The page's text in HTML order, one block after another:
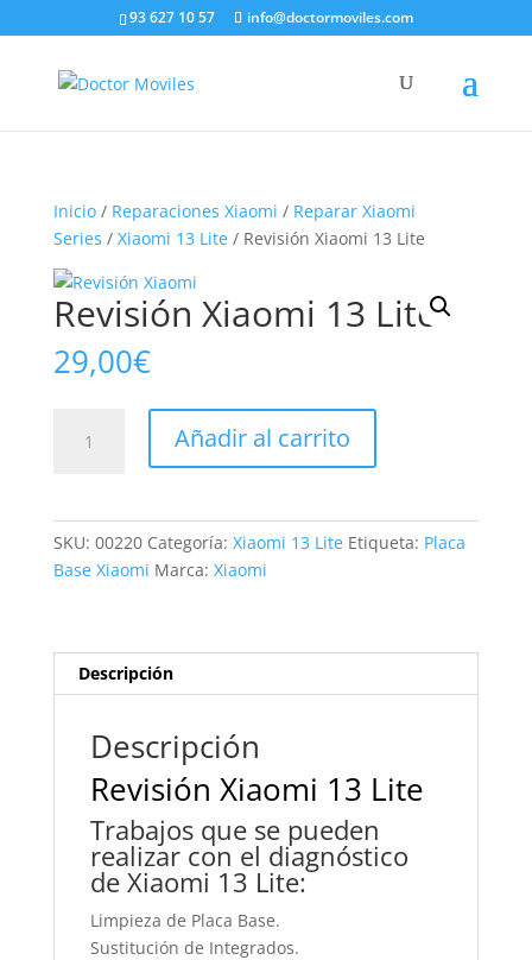
93 627 10 57 info@doctormoviles.com
Inicio/ Reparaciones Xiaomi / Reparar Xiaomi
Series / Xiaomi 13 Lite/ Revisión Xiaomi 13 Lite
Revisión Xiaomi 13 Lite
29,00€
Xiaomi
Añadir al carrito
SKU: 00220 Categoría: Xiaomi 13 Lite Etiqueta: Placa
Base Xiaomi Marca: Xiaomi
Descripción
Descripción
Revisión Xiaomi 13 Lite
Trabajos que se pueden
realizar con el diagnóstico
de Xiaomi 13 Lite:
Limpieza de Placa Base.
Sustitución de Integrados.